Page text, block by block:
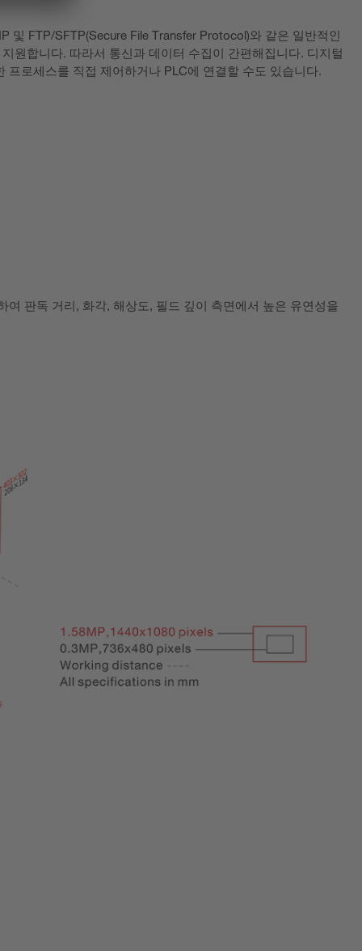
및 FTP/SFTP(Secure File Transfer Protocol)와 같은 일반적인
원합니다. 따라서 통신과 데이터 수집이 간편해집니다. 디지털
프로세스를 직접 제어하거나 PLC에 연결할 수도 있습니다.
판독 거리, 화각, 해상도, 필드 깊이 측면에서 높은 유연성을